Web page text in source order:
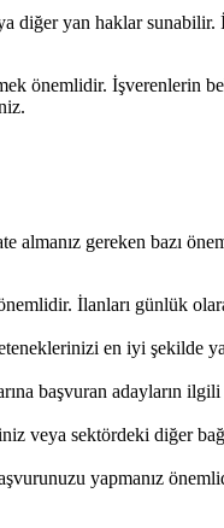
diğer yan haklar
önemlidir. İşverenlerin
gereken bazı
İlanları günlük
en iyi şekilde
başvuran adayların
veya sektördeki diğer
yapmanız